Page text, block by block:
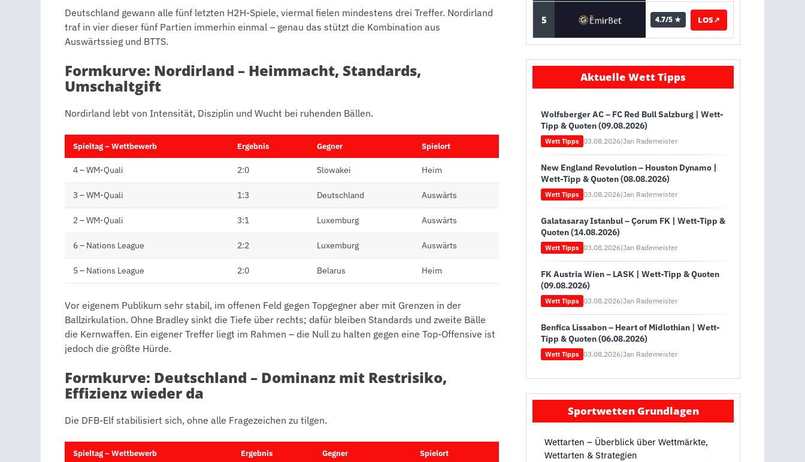
Deutschland gewann alle fünf letzten H2H-Spiele, viermal fielen mindestens drei Treffer. Nordirland
traf in vier dieser fünf Partien immerhin einmal – genau das stützt die Kombination aus
Auswärtssieg und BTTS.
Formkurve: Nordirland – Heimmacht, Standards,
Umschaltgift
Nordirland lebt von Intensität, Disziplin und Wucht bei ruhenden Bällen.
Spieltag – Wettbewerb Ergebnis Gegner Spielort
4 – WM-Quali 2:0 Slowakei Heim
3 – WM-Quali 1:3 Deutschland Auswärts
2 – WM-Quali 3:1 Luxemburg Auswärts
6 – Nations League 2:2 Luxemburg Auswärts
5 – Nations League 2:0 Belarus Heim
Vor eigenem Publikum sehr stabil, im offenen Feld gegen Topgegner aber mit Grenzen in der
Ballzirkulation. Ohne Bradley sinkt die Tiefe über rechts; dafür bleiben Standards und zweite Bälle
die Kernwaffen. Ein eigener Treffer liegt im Rahmen – die Null zu halten gegen eine Top-Offensive ist
jedoch die größte Hürde.
Formkurve: Deutschland – Dominanz mit Rest­risiko,
Effizienz wieder da
Die DFB-Elf stabilisiert sich, ohne alle Fragezeichen zu tilgen.
Spieltag – Wettbewerb Ergebnis Gegner Spielort
5 4.7/5 ★ LOS↗
Aktuelle Wett Tipps
Wolfsberger AC – FC Red Bull Salzburg | Wett-
Tipp & Quoten (09.08.2026)
Wett Tipps 03.08.2026|Jan Rademeister
New England Revolution – Houston Dynamo |
Wett-Tipp & Quoten (08.08.2026)
Wett Tipps 03.08.2026|Jan Rademeister
Galatasaray Istanbul – Çorum FK | Wett-Tipp &
Quoten (14.08.2026)
Wett Tipps 03.08.2026|Jan Rademeister
FK Austria Wien – LASK | Wett-Tipp & Quoten
(09.08.2026)
Wett Tipps 03.08.2026|Jan Rademeister
Benfica Lissabon – Heart of Midlothian | Wett-
Tipp & Quoten (06.08.2026)
Wett Tipps 03.08.2026|Jan Rademeister
Sportwetten Grundlagen
Wettarten – Überblick über Wettmärkte,
Wettarten & Strategien